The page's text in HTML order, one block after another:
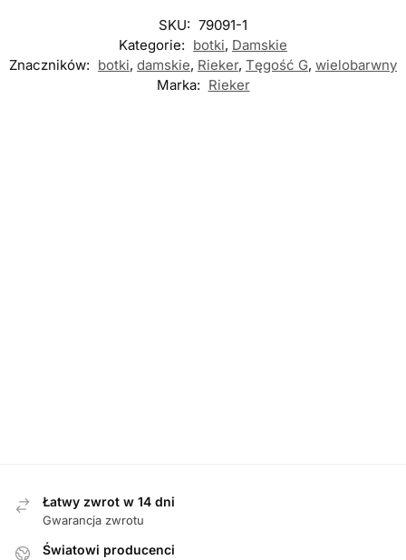
SKU: 79091-1
Kategorie: botki, Damskie
Znaczników: botki, damskie, Rieker, Tęgość G, wielobarwny
Marka: Rieker
Łatwy zwrot w 14 dni
Gwarancja zwrotu
Światowi producenci